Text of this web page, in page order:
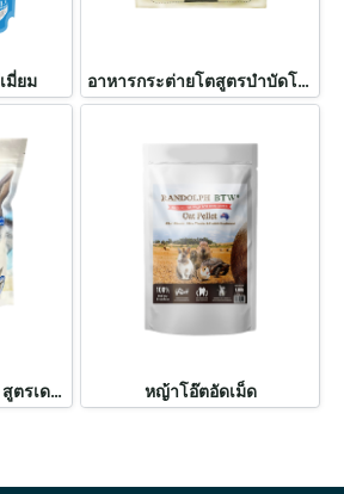
มี่ยม อาหารกระต่ายโตสูตรบำบัดโรค สูตรเดนทัลแคร์
อาหารกระต่ายวัยชรา สูตรเดนทัลแคร์ หญ้าโอ๊ตอัดเม็ด